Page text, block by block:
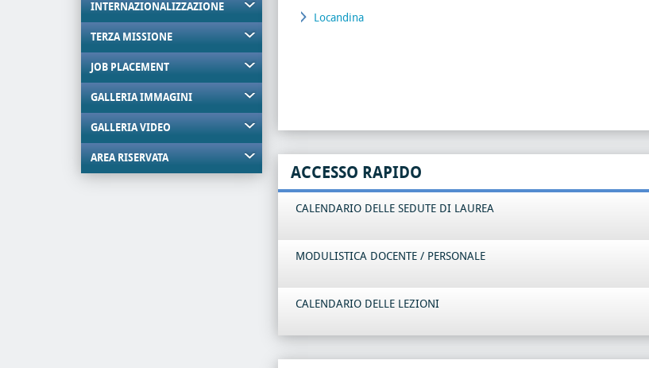
INTERNAZIONALIZZAZIONE
TERZA MISSIONE
JOB PLACEMENT
GALLERIA IMMAGINI
GALLERIA VIDEO
AREA RISERVATA
Locandina
ACCESSO RAPIDO
CALENDARIO DELLE SEDUTE DI LAUREA
MODULISTICA DOCENTE / PERSONALE
CALENDARIO DELLE LEZIONI